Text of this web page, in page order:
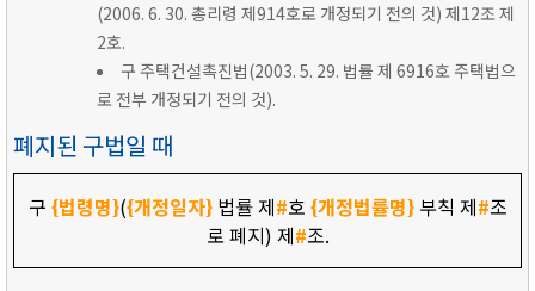
(2006. 6. 30. 총리령 제914호로 개정되기 전의 것) 제12조 제
2호.
구 주택건설촉진법(2003. 5. 29. 법률 제 6916호 주택법으
로 전부 개정되기 전의 것).
폐지된 구법일 때
구 {법령명}({개정일자}법률 제#호 {개정법률명}부칙 제#조
로 폐지) 제#조.